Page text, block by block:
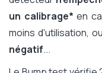
un calibrage* en
moins d'utilisation,
négatif...